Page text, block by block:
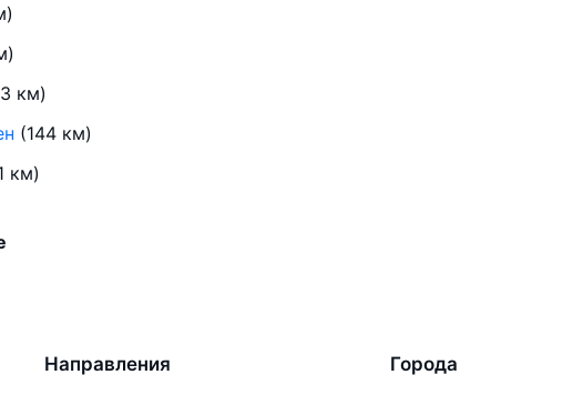
км)
(144 км)
км)
Направления Города